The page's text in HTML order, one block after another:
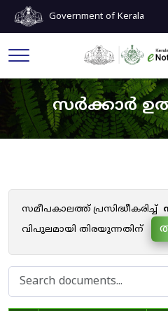
Government of Kerala
സർക്കാർ
സമീപകാലത്ത് പ്രസിദ്ധീകരിച്ച്
വിപുലമായി തിരയുന്നതിന്